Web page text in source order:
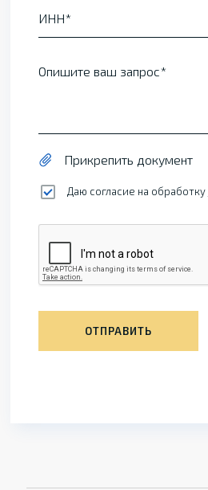
ИНН
Опишите ваш запрос
Прикрепить документ
Даю согласие на обработку
ОТПРАВИТЬ